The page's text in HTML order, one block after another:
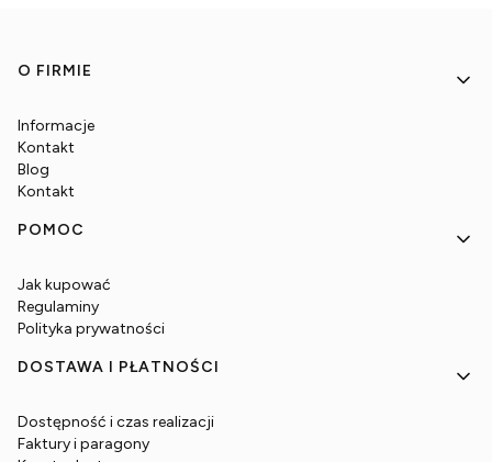
Linki w stopce
O FIRMIE
Informacje
Kontakt
Blog
Kontakt
POMOC
Jak kupować
Regulaminy
Polityka prywatności
DOSTAWA I PŁATNOŚCI
Dostępność i czas realizacji
Faktury i paragony